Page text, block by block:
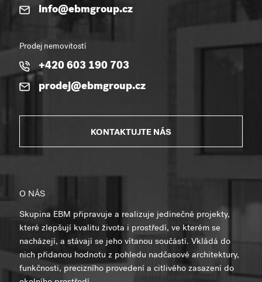
info@ebmgroup.cz
Prodej nemovitostí
+420 603 190 703
prodej@ebmgroup.cz
KONTAKTUJTE NÁS
O NÁS
Skupina EBM připravuje a realizuje jedinečné projekty,
které zlepšují kvalitu života i prostředí, ve kterém se
nacházejí, a stávají se jeho vítanou součástí. Vkládá do
nich přidanou hodnotu z pohledu nadčasové architektury,
funkčnosti, precizního provedení a citlivého zasazení do